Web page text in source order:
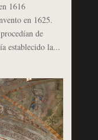
1616
en 1625.
de
establecido la...